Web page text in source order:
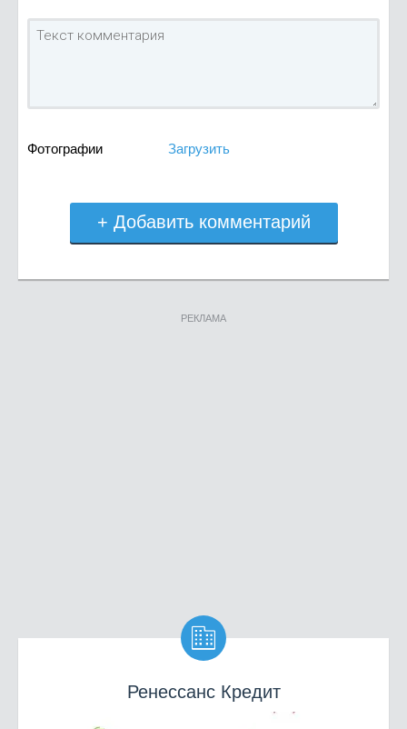
Фотографии Загрузить
+ Добавить комментарий
РЕКЛАМА

Ренессанс Кредит